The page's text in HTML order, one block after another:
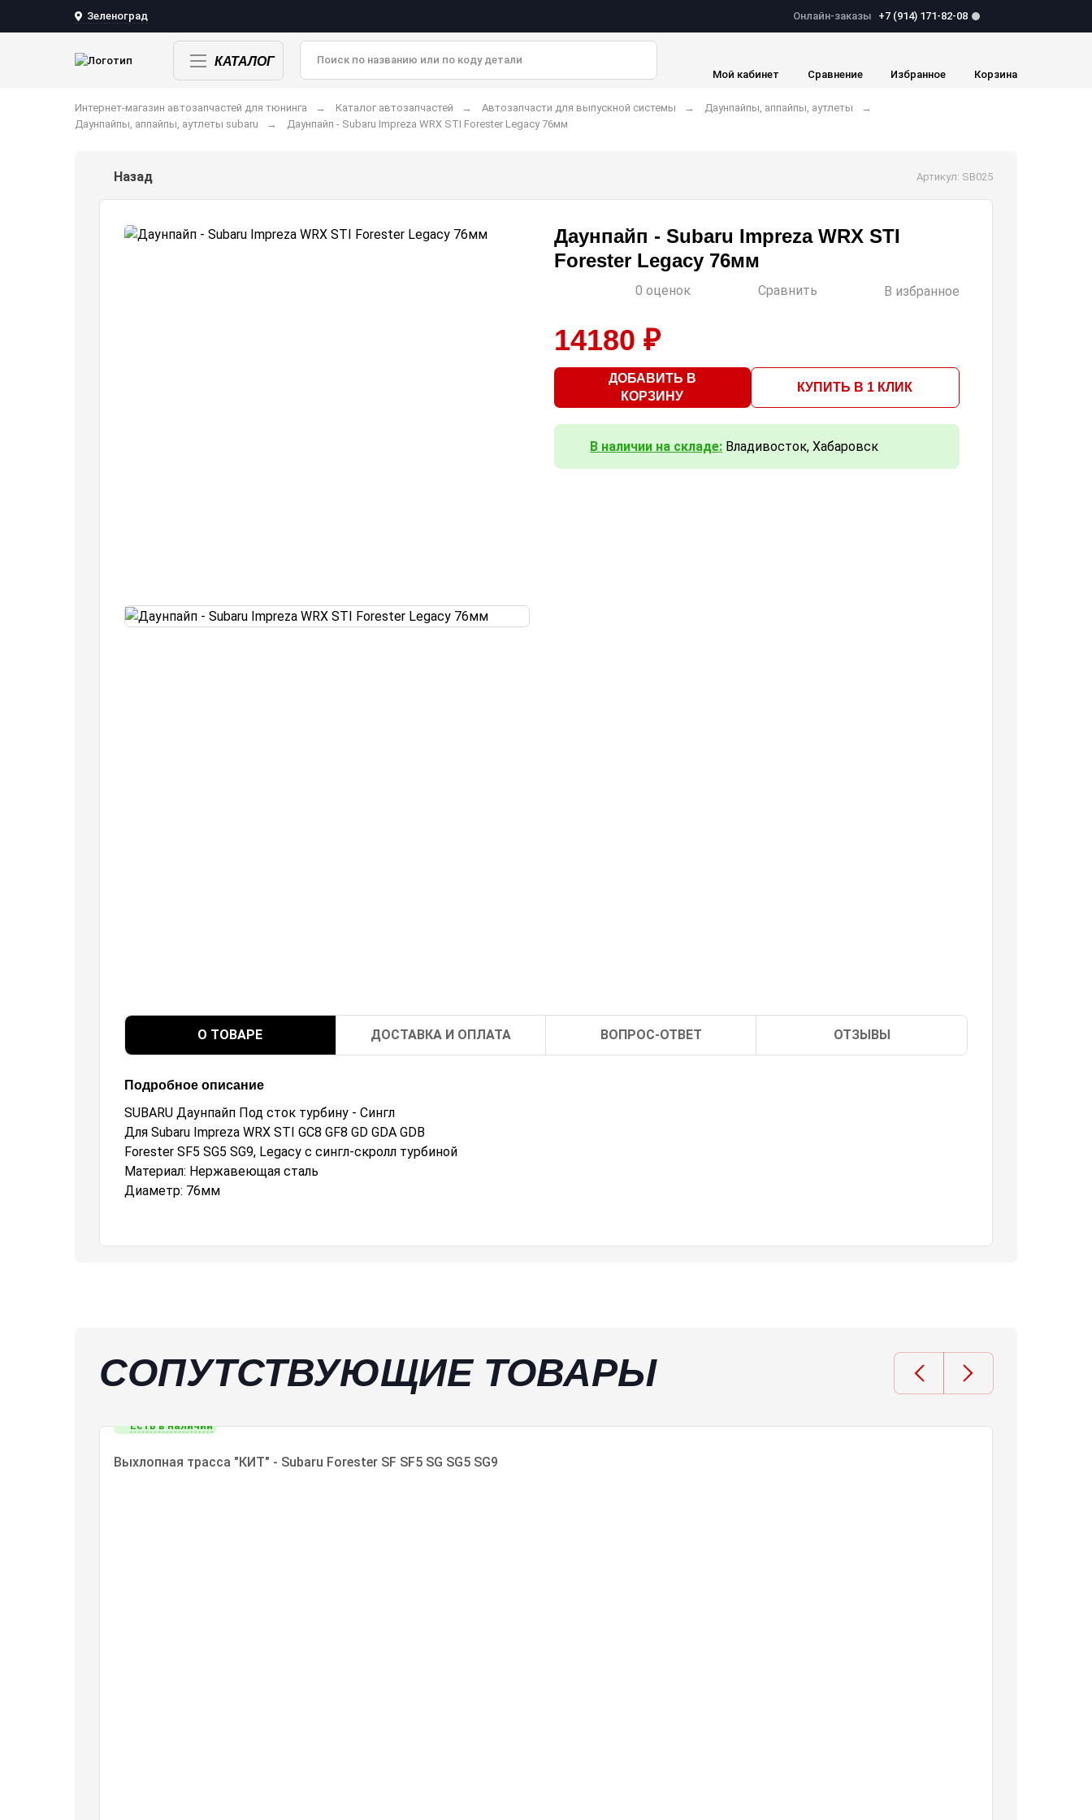
Зеленоград Онлайн-заказы +7 (914) 171-82-08
КАТАЛОГ
Мой кабинет Сравнение Избранное Корзина
Интернет-магазин автозапчастей для тюнинга Каталог автозапчастей Автозапчасти для выпускной системы
Даунпайпы, аппайпы, аутлеты
Даунпайпы, аппайпы, аутлеты subaru
Даунпайп - Subaru Impreza WRX STI Forester Legacy 76мм
Назад Артикул: SB025
Даунпайп - Subaru Impreza WRX STI
Forester Legacy 76мм
0 оценок Сравнить В избранное
14180 ₽
ДОБАВИТЬ В
КОРЗИНУ
КУПИТЬ В 1 КЛИК
В наличии на складе: Владивосток, Хабаровск
О ТОВАРЕ ДОСТАВКА И ОПЛАТА ВОПРОС-ОТВЕТ ОТЗЫВЫ
Подробное описание
SUBARU Даунпайп Под сток турбину - Сингл
Для Subaru Impreza WRX STI GC8 GF8 GD GDA GDB
Forester SF5 SG5 SG9, Legacy с сингл-скролл турбиной
Материал: Нержавеющая сталь
Диаметр: 76мм
СОПУТСТВУЮЩИЕ ТОВАРЫ
Есть в наличии
Выхлопная трасса "КИТ" - Subaru Forester SF SF5 SG SG5 SG9